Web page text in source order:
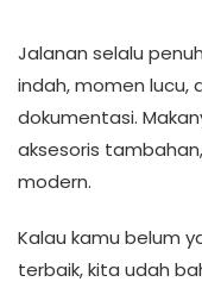
Jalanan selalu
indah, momen lucu,
dokumentasi.
aksesoris
modern.
Kalau kamu belum
terbaik, kita udah